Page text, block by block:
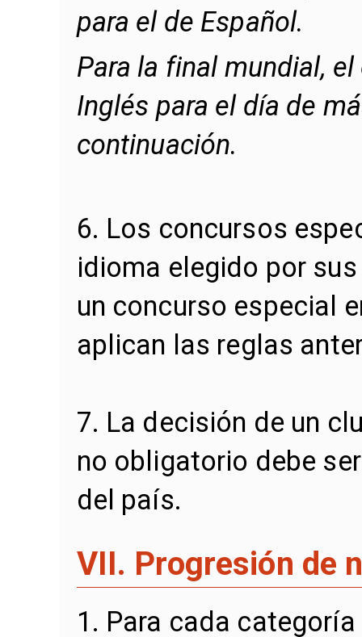
para el de Español.
Para la final mundial,
Inglés para el día de
continuación.
6. Los concursos
idioma elegido por
un concurso especial
aplican las reglas
7. La decisión de un
no obligatorio debe
del país.
VII. Progresión de
1. Para cada